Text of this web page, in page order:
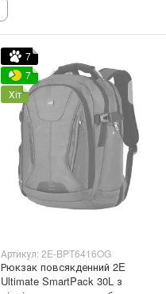
7
7
Хіт
Артикул: 2E-BPT6416OG
Рюкзак повсякденний 2E
Ultimate SmartPack 30L з